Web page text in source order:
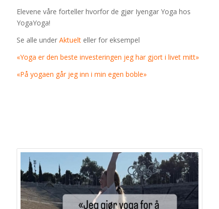
Elevene våre forteller hvorfor de gjør Iyengar Yoga hos
YogaYoga!
Se alle under Aktuelt eller for eksempel
«Yoga er den beste investeringen jeg har gjort i livet mitt»
«På yogaen går jeg inn i min egen boble»